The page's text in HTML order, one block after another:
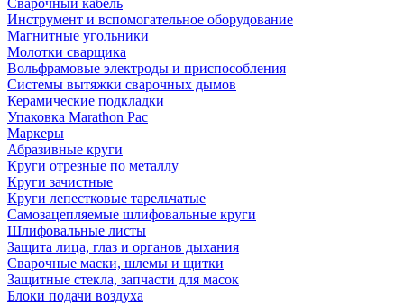
Сварочный кабель
Инструмент и вспомогательное оборудование
Магнитные угольники
Молотки сварщика
Вольфрамовые электроды и приспособления
Системы вытяжки сварочных дымов
Керамические подкладки
Упаковка Marathon Pac
Маркеры
Абразивные круги
Круги отрезные по металлу
Круги зачистные
Круги лепестковые тарельчатые
Самозацепляемые шлифовальные круги
Шлифовальные листы
Защита лица, глаз и органов дыхания
Сварочные маски, шлемы и щитки
Защитные стекла, запчасти для масок
Блоки подачи воздуха